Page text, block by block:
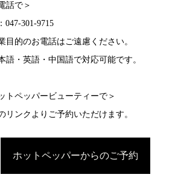
話で＞
047-301-9715
目的のお電話はご遠慮ください。
語・英語・中国語で対応可能です。
トペッパービューティーで＞
リンクよりご予約いただけます。
ホットペッパーからのご予約